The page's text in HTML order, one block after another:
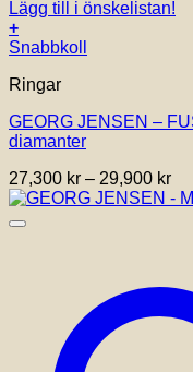
Lägg till i önskelistan!
+
Den
produkten
flera
varianter.
olika
alternativen
kan
Snabbkoll
Ringar
GEORG JENSEN –
diamanter
27,300 kr – 29,900 kr